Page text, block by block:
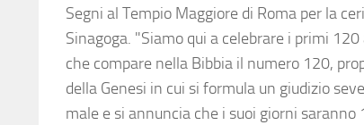
Segni al Tempio Maggiore di Roma per la
Sinagoga. "Siamo qui a celebrare i primi
che compare nella Bibbia il numero 120,
della Genesi in cui si formula un giudizio
male e si annuncia che i suoi giorni